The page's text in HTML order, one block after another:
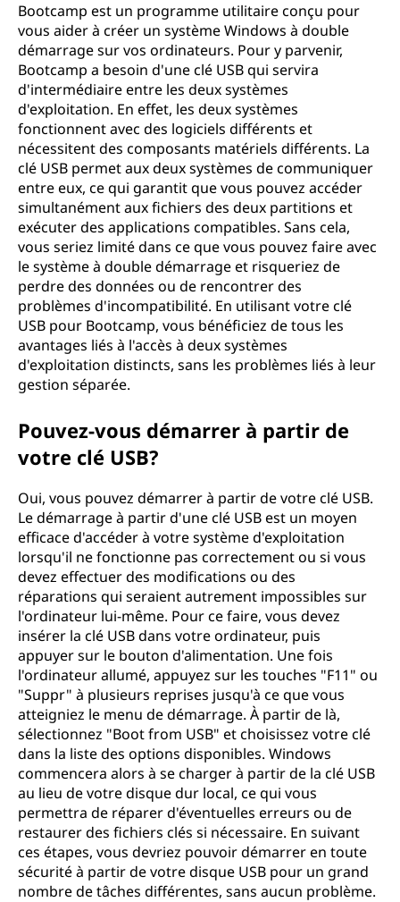
U
B
n
W
w
Bootcamp est un programme utilitaire conçu pour
vous aider à créer un système Windows à double
démarrage sur vos ordinateurs. Pour y parvenir,
Bootcamp a besoin d'une clé USB qui servira
d'intermédiaire entre les deux systèmes
d'exploitation. En effet, les deux systèmes
fonctionnent avec des logiciels différents et
nécessitent des composants matériels différents. La
clé USB permet aux deux systèmes de communiquer
entre eux, ce qui garantit que vous pouvez accéder
simultanément aux fichiers des deux partitions et
exécuter des applications compatibles. Sans cela,
vous seriez limité dans ce que vous pouvez faire avec
le système à double démarrage et risqueriez de
perdre des données ou de rencontrer des
problèmes d'incompatibilité. En utilisant votre clé
USB pour Bootcamp, vous bénéficiez de tous les
avantages liés à l'accès à deux systèmes
d'exploitation distincts, sans les problèmes liés à leur
gestion séparée.
Pouvez-vous démarrer à partir de
votre clé USB?
Oui, vous pouvez démarrer à partir de votre clé USB.
Le démarrage à partir d'une clé USB est un moyen
efficace d'accéder à votre système d'exploitation
lorsqu'il ne fonctionne pas correctement ou si vous
devez effectuer des modifications ou des
réparations qui seraient autrement impossibles sur
l'ordinateur lui-même. Pour ce faire, vous devez
insérer la clé USB dans votre ordinateur, puis
appuyer sur le bouton d'alimentation. Une fois
l'ordinateur allumé, appuyez sur les touches "F11" ou
"Suppr" à plusieurs reprises jusqu'à ce que vous
atteigniez le menu de démarrage. À partir de là,
sélectionnez "Boot from USB" et choisissez votre clé
dans la liste des options disponibles. Windows
commencera alors à se charger à partir de la clé USB
au lieu de votre disque dur local, ce qui vous
permettra de réparer d'éventuelles erreurs ou de
restaurer des fichiers clés si nécessaire. En suivant
ces étapes, vous devriez pouvoir démarrer en toute
sécurité à partir de votre disque USB pour un grand
nombre de tâches différentes, sans aucun problème.